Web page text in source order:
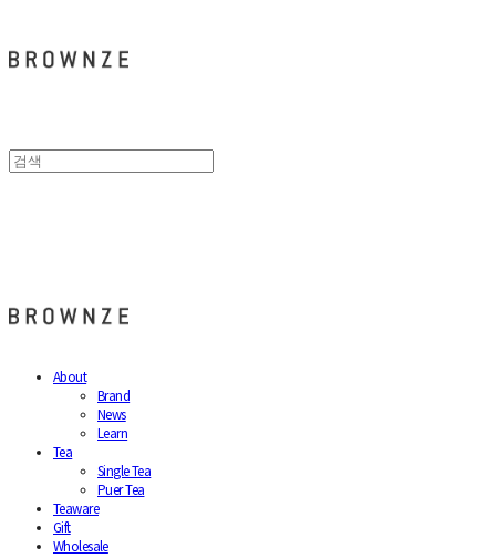
About
Brand
News
Learn
Tea
Single Tea
Puer Tea
Teaware
Gift
Wholesale